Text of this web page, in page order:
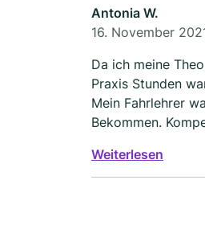
Antonia W.
16. November
Da ich meine
Praxis Stunden
Mein Fahrlehrer
Bekommen.
weniger Qualität
Weiterlesen